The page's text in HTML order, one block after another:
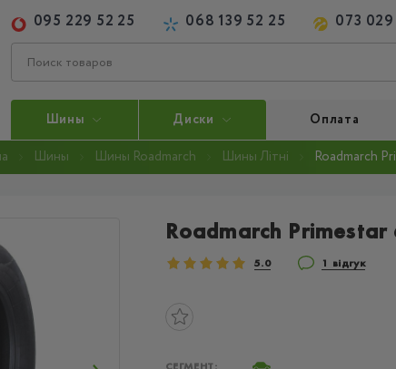
095 229 52 25 068 139 52 25 073
Шины Диски Оплата
Шины Шины Roadmarch Шины Літні Roadmarch
Roadmarch Primestar
5.0 1 відгук